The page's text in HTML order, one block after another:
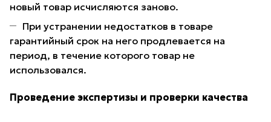
новый товар исчисляются заново.
При устранении недостатков в товаре
гарантийный срок на него продлевается на
период, в течение которого товар не
использовался.
Проведение экспертизы и проверки качества